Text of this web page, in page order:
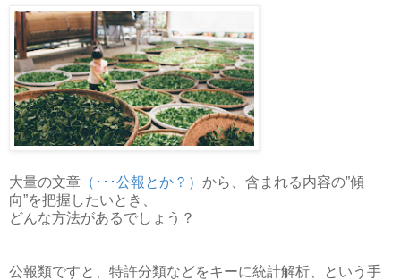
大量の文章 （･･･公報とか？） から、含まれる内容の”傾
向”を把握したいとき、
どんな方法があるでしょう？
公報類ですと、特許分類などをキーに統計解析、という手